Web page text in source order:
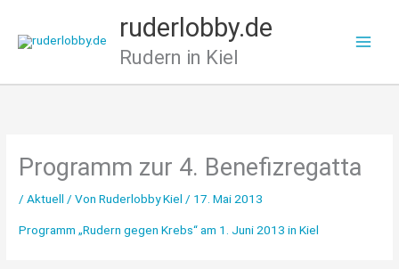
Inhalt
ruderlobby.de
Rudern in Kiel
Programm zur 4. Benefizregatta
/Aktuell / VonRuderlobby Kiel / 17. Mai 2013
Programm „Rudern gegen Krebs“ am 1. Juni 2013 in Kiel